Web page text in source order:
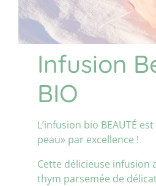
Infusion
BIO
L’infusion bio BEAUTÉ
peau» par excellence !
Cette délicieuse infusion
thym parsemée de